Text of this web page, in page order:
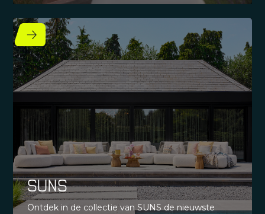
SUNS
Ontdek in de collectie van SUNS de nieuwste